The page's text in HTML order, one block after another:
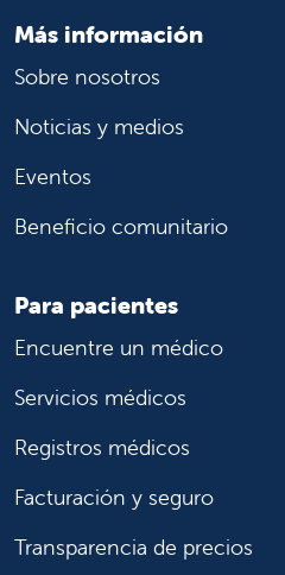
Más información
Sobre nosotros
Noticias y medios
Eventos
Beneficio comunitario
Para pacientes
Encuentre un médico
Servicios médicos
Registros médicos
Facturación y seguro
Transparencia de precios